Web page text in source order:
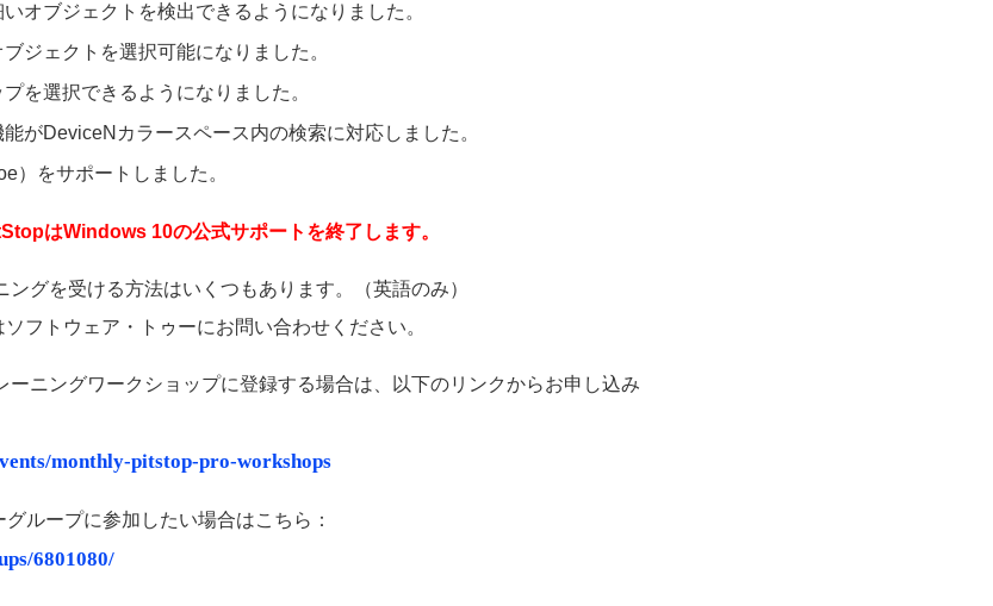
オブジェクトを検出できるようになりました。
ジェクトを選択可能になりました。
を選択できるようになりました。
能がDeviceNカラースペース内の検索に対応しました。
）をサポートしました。
はWindows 10の公式サポートを終了します。
グを受ける方法はいくつもあります。（英語のみ）
フトウェア・トゥーにお問い合わせください。
ーニングワークショップに登録する場合は、以下のリンクからお申し込み
monthly-pitstop-pro-workshops
ループに参加したい場合はこちら：
6801080/